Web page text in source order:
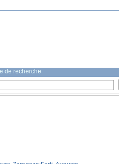
de recherche